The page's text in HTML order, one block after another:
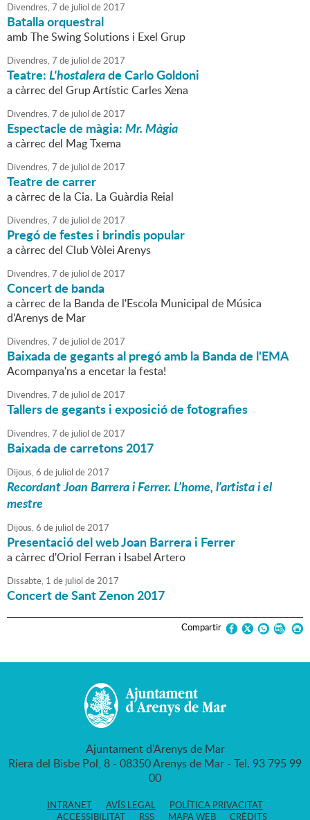
Divendres,7 de juliol de2017
Batalla orquestral
amb The Swing Solutions i Exel Grup
Divendres,7 de juliol de2017
Teatre:L'hostalerade Carlo Goldoni
a càrrec del Grup Artístic Carles Xena
Divendres,7 de juliol de2017
Espectacle de màgia:Mr. Màgia
a càrrec del Mag Txema
Divendres,7 de juliol de2017
Teatre de carrer
a càrrec de la Cia. La Guàrdia Reial
Divendres,7 de juliol de2017
Pregó de festes i brindis popular
a càrrec del Club Vòlei Arenys
Divendres,7 de juliol de2017
Concert de banda
a càrrec de la Banda de l'Escola Municipal de Música
d'Arenys de Mar
Divendres,7 de juliol de2017
Baixada de gegants al pregó amb la Banda de l'EMA
Acompanya'ns a encetar la festa!
Divendres,7 de juliol de2017
Tallers de gegants i exposició de fotografies
Divendres,7 de juliol de2017
Baixada de carretons 2017
Dijous,6 de juliol de2017
Recordant Joan Barrera i Ferrer. L’home, l’artista i el
mestre
Dijous,6 de juliol de2017
Presentació del web Joan Barrera i Ferrer
a càrrec d'Oriol Ferran i Isabel Artero
Dissabte, 1 de juliol de2017
Concert de Sant Zenon 2017
Compartir
Ajuntament d'Arenys de Mar
Riera del Bisbe Pol, 8 - 08350 Arenys de Mar - Tel. 93 795 99
00
INTRANET AVÍS LEGAL
POLÍTICA PRIVACITAT
ACCESSIBILITAT
RSS MAPA WEB CRÈDITS